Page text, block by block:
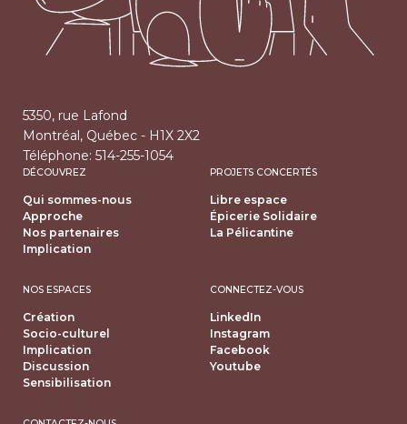
5350, rue Lafond
Montréal, Québec - H1X 2X2
Téléphone: 514-255-1054
DÉCOUVREZ
Qui sommes-nous
Approche
Nos partenaires
Implication
PROJETS CONCERTÉS
Libre espace
Épicerie Solidaire
La Pélicantine
NOS ESPACES
Création
Socio-culturel
Implication
Discussion
Sensibilisation
CONNECTEZ-VOUS
LinkedIn
Instagram
Facebook
Youtube